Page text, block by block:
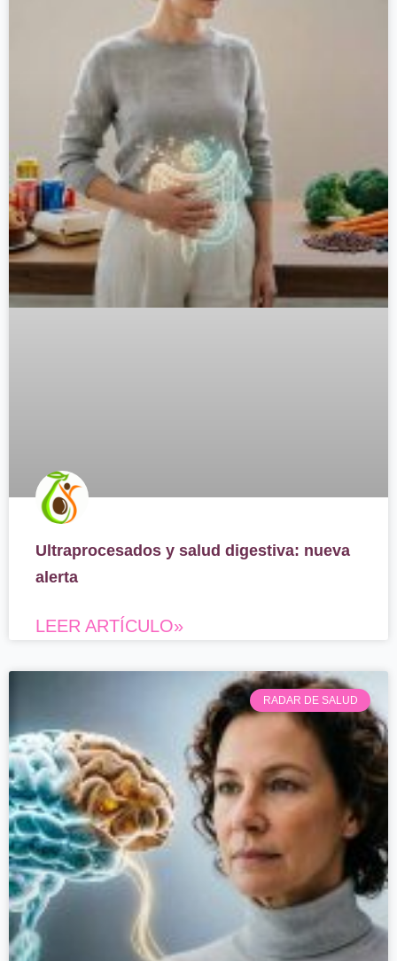
Ultraprocesados y salud digestiva: nueva
alerta
LEER ARTÍCULO»
RADAR DE SALUD